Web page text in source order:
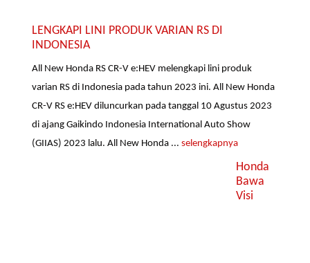
LENGKAPI LINI PRODUK VARIAN RS DI
INDONESIA
All New Honda RS CR-V e:HEV melengkapi lini produk
varian RS di Indonesia pada tahun 2023 ini. All New Honda
CR-V RS e:HEV diluncurkan pada tanggal 10 Agustus 2023
di ajang Gaikindo Indonesia International Auto Show
(GIIAS) 2023 lalu. All New Honda ...selengkapnya
Honda
Bawa
Visi